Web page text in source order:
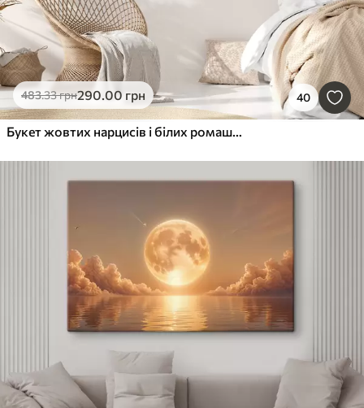
483.33грн290.00 грн 40
Букет жовтих нарцисів і білих ромашок у скляній вазі на підвіконні з видом на пляж і океан